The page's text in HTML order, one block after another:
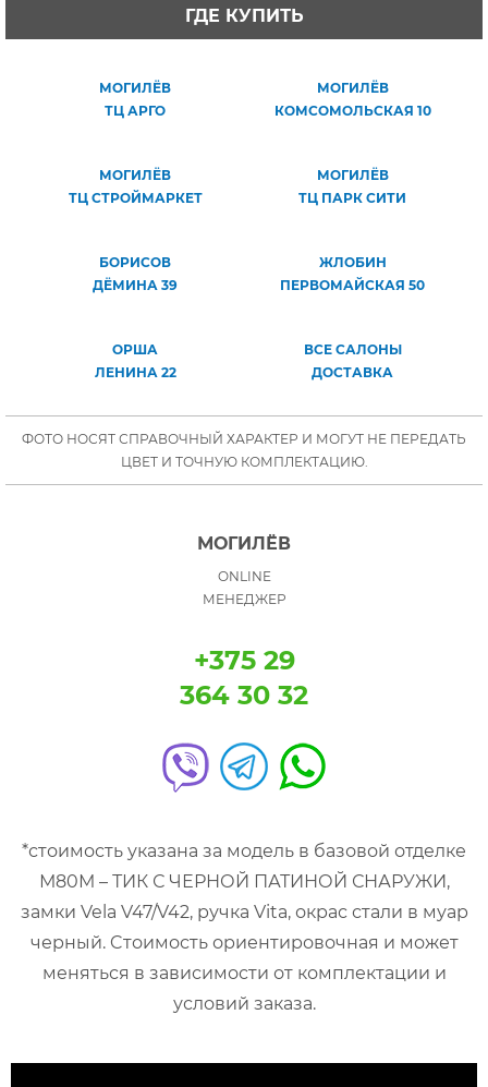
ГДЕ КУПИТЬ
МОГИЛЁВ
ТЦ АРГО
МОГИЛЁВ
КОМСОМОЛЬСКАЯ 10
МОГИЛЁВ
ТЦ СТРОЙМАРКЕТ
МОГИЛЁВ
ТЦ ПАРК СИТИ
БОРИСОВ
ДЁМИНА 39
ЖЛОБИН
ПЕРВОМАЙСКАЯ 50
ОРША
ЛЕНИНА 22
ВСЕ САЛОНЫ
ДОСТАВКА
ФОТО НОСЯТ СПРАВОЧНЫЙ ХАРАКТЕР И МОГУТ НЕ ПЕРЕДАТЬ
ЦВЕТ И ТОЧНУЮ КОМПЛЕКТАЦИЮ.
МОГИЛЁВ
ONLINE
МЕНЕДЖЕР
+375 29
364 30 32
*стоимость указана за модель в базовой отделке
М80М – ТИК С ЧЕРНОЙ ПАТИНОЙ СНАРУЖИ,
замки Vela V47/V42, ручка Vita, окрас стали в муар
черный. Cтоимость ориентировочная и может
меняться в зависимости от комплектации и
условий заказа.